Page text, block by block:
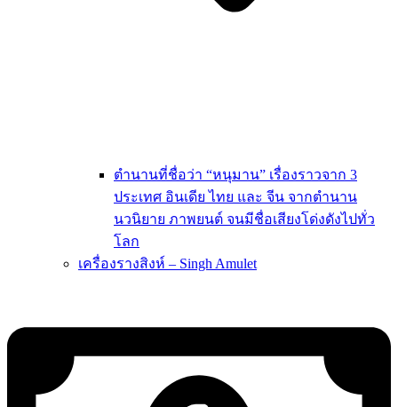
ตำนานที่ชื่อว่า “หนุมาน” เรื่องราวจาก 3
ประเทศ อินเดีย ไทย และ จีน จากตำนาน
นวนิยาย ภาพยนต์ จนมีชื่อเสียงโด่งดังไปทั่ว
โลก
เครื่องรางสิงห์ – Singh Amulet